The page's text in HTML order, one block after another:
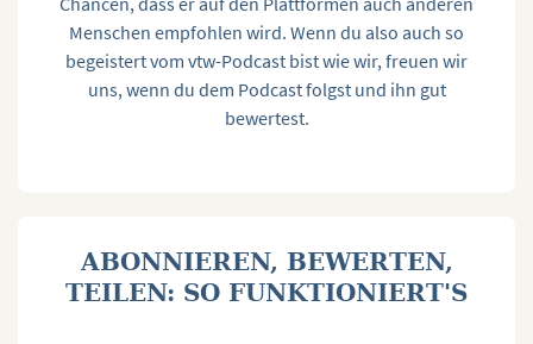
Menschen empfohlen wird. Wenn du also auch so
begeistert vom vtw-Podcast bist wie wir, freuen wir
uns, wenn du dem Podcast folgst und ihn gut
bewertest.
ABONNIEREN, BEWERTEN,
TEILEN: SO FUNKTIONIERT'S